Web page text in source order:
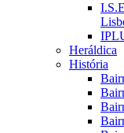
Heráldica
História